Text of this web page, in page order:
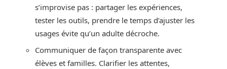
s’improvise pas : partager les expériences,
tester les outils, prendre le temps d’ajuster les
usages évite qu’un adulte décroche.
Communiquer de façon transparente avec
élèves et familles. Clarifier les attentes,